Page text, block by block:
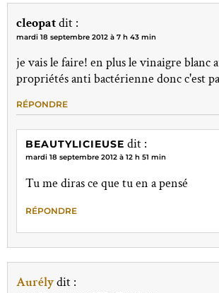
cleopatdit :
mardi 18 septembre 2012 à 7 h 43 min
je vais le faire! en plus le vinaigre blanc
propriétés anti bactérienne donc c'est
RÉPONDRE
BEAUTYLICIEUSE dit :
mardi 18 septembre 2012 à 12 h 51 min
Tu me diras ce que tu en a pensé
RÉPONDRE
Aurélydit :